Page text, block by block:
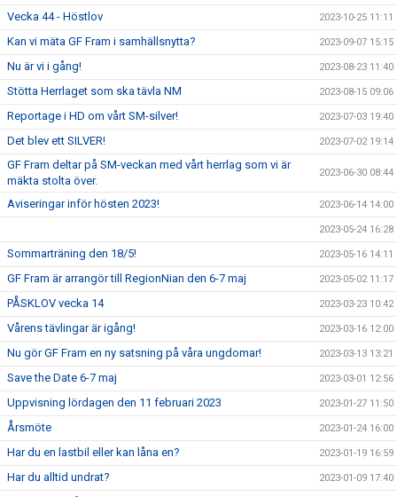
Vecka 44 - Höstlov 2023-10-25 11:11
Kan vi mäta GF Fram i samhällsnytta? 2023-09-07 15:15
Nu är vi i gång! 2023-08-23 11:40
Stötta Herrlaget som ska tävla NM 2023-08-15 09:06
Reportage i HD om vårt SM-silver! 2023-07-03 19:40
Det blev ett SILVER! 2023-07-02 19:14
GF Fram deltar på SM-veckan med vårt herrlag som vi är
mäkta stolta över.
2023-06-30 08:44
Aviseringar inför hösten 2023! 2023-06-14 14:00
2023-05-24 16:28
Sommarträning den 18/5! 2023-05-16 14:11
GF Fram är arrangör till RegionNian den 6-7 maj 2023-05-02 11:17
PÅSKLOV vecka 14 2023-03-23 10:42
Vårens tävlingar är igång! 2023-03-16 12:00
Nu gör GF Fram en ny satsning på våra ungdomar! 2023-03-13 13:21
Save the Date 6-7 maj 2023-03-01 12:56
Uppvisning lördagen den 11 februari 2023 2023-01-27 11:50
Årsmöte 2023-01-24 16:00
Har du en lastbil eller kan låna en? 2023-01-19 16:59
Har du alltid undrat? 2023-01-09 17:40